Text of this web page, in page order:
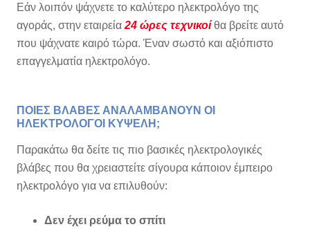
Εάν λοιπόν ψάχνετε το καλύτερο ηλεκτρολόγο της
αγοράς, στην εταιρεία 24 ώρες τεχνικοίθα βρείτε αυτό
που ψάχνατε καιρό τώρα. Έναν σωστό και αξιόπιστο
επαγγελματία ηλεκτρολόγο.
ΠΟΙΕΣ ΒΛΑΒΕΣ ΑΝΑΛΑΜΒΑΝΟΥΝ ΟΙ
ΗΛΕΚΤΡΟΛΟΓΟΙ ΚΥΨΕΛΗ;
Παρακάτω θα δείτε τις πιο βασικές ηλεκτρολογικές
βλάβες που θα χρειαστείτε σίγουρα κάποιον έμπειρο
ηλεκτρολόγο για να επιλυθούν:
Δεν έχει ρεύμα το σπίτι